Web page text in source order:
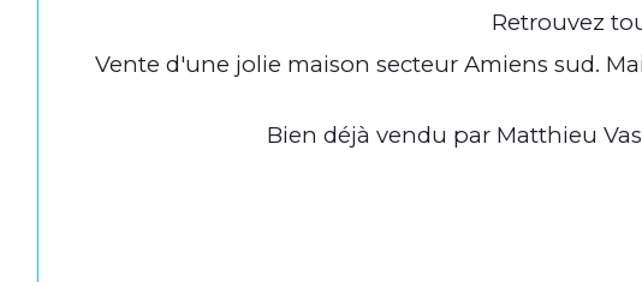
Retrouvez
Vente d'une jolie maison secteur Amiens sud.
Bien déjà vendu par Matthieu